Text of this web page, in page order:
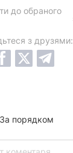
до обраного
з друзями:
За порядком